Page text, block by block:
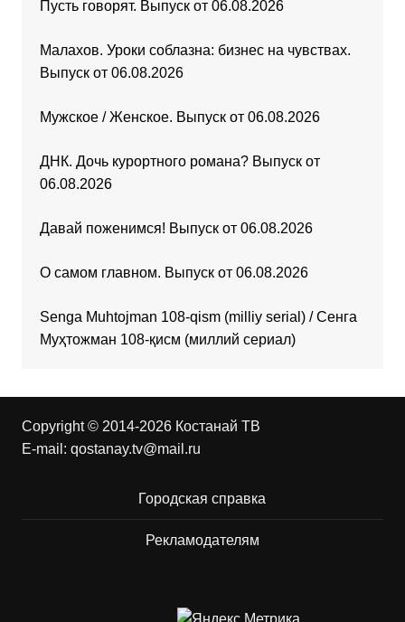
Пусть говорят. Выпуск от 06.08.2026
Малахов. Уроки соблазна: бизнес на чувствах.
Выпуск от 06.08.2026
Мужское / Женское. Выпуск от 06.08.2026
ДНК. Дочь курортного романа? Выпуск от
06.08.2026
Давай поженимся! Выпуск от 06.08.2026
О самом главном. Выпуск от 06.08.2026
Senga Muhtojman 108-qism (milliy serial) / Сенга
Муҳтожман 108-қисм (миллий сериал)
Copyright © 2014-2026 Костанай ТВ
E-mail: qostanay.tv@mail.ru
Городская справка
Рекламодателям